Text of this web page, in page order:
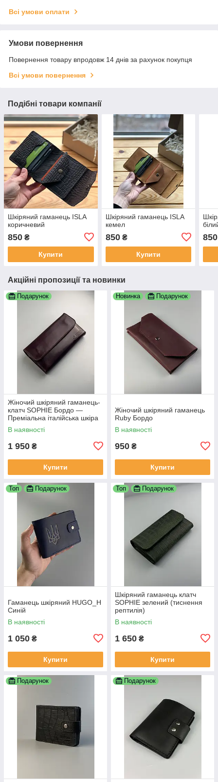
Всі умови оплати
Умови повернення
Повернення товару впродовж 14 днів за рахунок покупця
Всі умови повернення
Подібні товари компанії
Шкіряний гаманець ISLA
коричневий
850 ₴
Купити
Шкіряний гаманець ISLA
кемел
850₴
Купити
850
Акційні пропозиції та новинки
Подарунок
Жіночий шкіряний гаманець-
клатч SOPHIE Бордо —
Преміальна італійська шкіра
Кентуккі
В наявності
1 950 ₴
Купити
Новинка Подарунок
Жіночий шкіряний гаманець
Ruby Бордо
В наявності
950 ₴
Купити
Топ Подарунок
Гаманець шкіряний HUGO_H
Синій
В наявності
1 050 ₴
Купити
Топ Подарунок
Шкіряний гаманець клатч
SOPHIE зелений (тиснення
рептилія)
В наявності
1 650 ₴
Купити
Подарунок Подарунок